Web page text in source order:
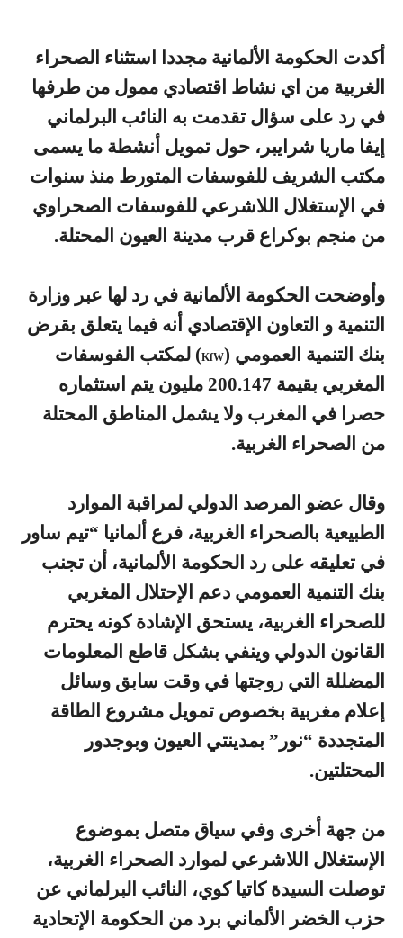
أكدت الحكومة الألمانية مجددا استثناء الصحراء
الغربية من اي نشاط اقتصادي ممول من طرفها
في رد على سؤال تقدمت به النائب البرلماني
إيفا ماريا شرايبر، حول تمويل أنشطة ما يسمى
مكتب الشريف للفوسفات المتورط منذ سنوات
في الإستغلال اللاشرعي للفوسفات الصحراوي
من منجم بوكراع قرب مدينة العيون المحتلة.
وأوضحت الحكومة الألمانية في رد لها عبر وزارة
التنمية و التعاون الإقتصادي أنه فيما يتعلق بقرض
بنك التنمية العمومي (KfW) لمكتب الفوسفات
المغربي بقيمة 200.147 مليون يتم استثماره
حصرا في المغرب ولا يشمل المناطق المحتلة
من الصحراء الغربية.
وقال عضو المرصد الدولي لمراقبة الموارد
الطبيعية بالصحراء الغربية، فرع ألمانيا “تيم ساور
في تعليقه على رد الحكومة الألمانية، أن تجنب
بنك التنمية العمومي دعم الإحتلال المغربي
للصحراء الغربية، يستحق الإشادة كونه يحترم
القانون الدولي وينفي بشكل قاطع المعلومات
المضللة التي روجتها في وقت سابق وسائل
إعلام مغربية بخصوص تمويل مشروع الطاقة
المتجددة “نور” بمدينتي العيون وبوجدور
المحتلتين.
من جهة أخرى وفي سياق متصل بموضوع
الإستغلال اللاشرعي لموارد الصحراء الغربية،
توصلت السيدة كاتيا كوي، النائب البرلماني عن
حزب الخضر الألماني برد من الحكومة الإتحادية